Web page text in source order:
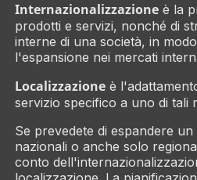
Internazionalizzazioneè la
prodotti e servizi, nonché di
interne di una società, in
l'espansione nei mercati
Localizzazioneè
servizio specifico a uno di tali
Se prevedete di espandere
nazionali o anche solo
conto